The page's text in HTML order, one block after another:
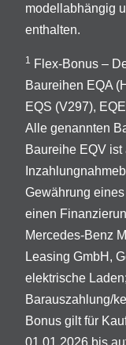
modellabhängig
enthalten.
1
Flex-Bonus –
Baureihen EQA
EQS (V297),
Alle genannten
Baureihe EQV
Gewährung
einen
Mercedes-Benz
Leasing GmbH,
elektrische
Barauszahlung/
Bonus gilt für
01.01.2026 bis